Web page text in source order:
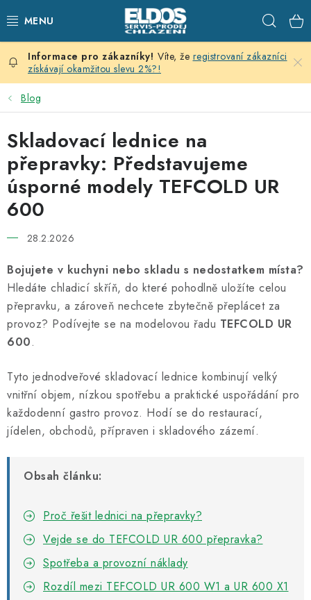
na
PRODEJNÍ CHLAZENÍ
SKLADOVACÍ CHLAZENÍ
CHLAZENÍ PRO PŘÍPRAVU
VÝČEPNÍ ZAŘÍZENÍ
DOMÁCÍ SPOTŘEBIČE
KLIMATIZACE
ZNAČKY
Informační centrum Proč zvolit TEFCOLD
Kontakty
Hodnocení obchodu
Víte, že registrovaní zákazníci
získávají okamžitou slevu 2%?!
Blog
Skladovací lednice na
přepravky: Představujeme
úsporné modely TEFCOLD UR
600
28.2.2026
Bojujete v kuchyni nebo skladu s nedostatkem místa?
Hledáte chladicí skříň, do které pohodlně uložíte celou
přepravku, a zároveň nechcete zbytečně přeplácet za
provoz? Podívejte se na modelovou řadu TEFCOLD UR
600.
Tyto jednodveřové skladovací lednice kombinují velký
vnitřní objem, nízkou spotřebu a praktické uspořádání pro
každodenní gastro provoz. Hodí se do restaurací,
jídelen, obchodů, přípraven i skladového zázemí.
Obsah článku:
Proč řešit lednici na přepravky?
Vejde se do TEFCOLD UR 600 přepravka?
Spotřeba a provozní náklady
Rozdíl mezi TEFCOLD UR 600 W1 a UR 600 X1